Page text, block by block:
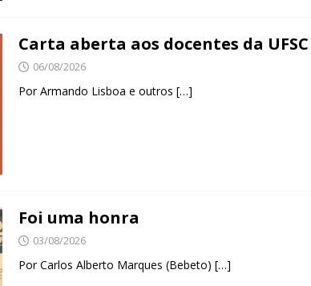
Carta aberta aos docentes da UFSC
06/08/2026
Por Armando Lisboa e outros […]
Foi uma honra
03/08/2026
Por Carlos Alberto Marques (Bebeto) […]